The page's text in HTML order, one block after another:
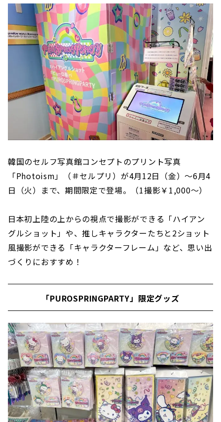
韓国のセルフ写真館コンセプトのプリント写真
「Photoism」（＃セルプリ）が4月12日（金）～6月4
日（火）まで、期間限定で登場。（1撮影￥1,000〜）
日本初上陸の上からの視点で撮影ができる「ハイアン
グルショット」や、推しキャラクターたちと2ショット
風撮影ができる「キャラクターフレーム」など、思い出
づくりにおすすめ！
「PUROSPRINGPARTY」限定グッズ